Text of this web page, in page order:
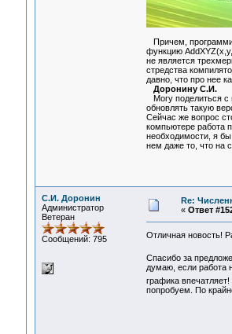
Причем,
функцию
не является
стредства
давно, что про нее
Доронину С.И.
Могу поделиться с
обновлять такую
Сейчас же вопрос
компьютере работа
необходимости, я
нем даже то, что на
С.И. Доронин
Администратор
Ветеран
Сообщений: 795
Re:
« Ответ
Отличная новость!
Спасибо за
думаю, если работа
графика
попробуем. По